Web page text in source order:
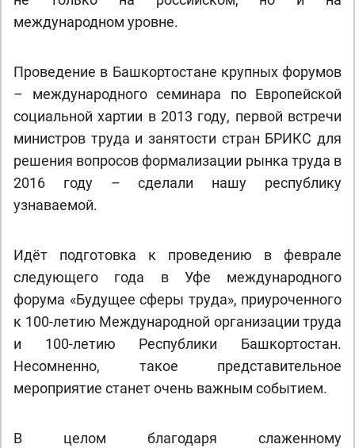
международном уровне.
Проведение в Башкортостане крупных форумов
– международного семинара по Европейской
социальной хартии в 2013 году, первой встречи
министров труда и занятости стран БРИКС для
решения вопросов формализации рынка труда в
2016 году – сделали нашу республику
узнаваемой.
Идёт подготовка к проведению в феврале
следующего года в Уфе международного
форума «Будущее сферы труда», приуроченного
к 100-летию Международной организации труда
и 100-летию Республики Башкортостан.
Несомненно, такое представительное
мероприятие станет очень важным событием.
В целом благодаря слаженному